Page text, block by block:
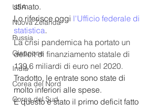
USA
Nuova Zelanda
Russia
Giappone
India
Corea del Nord
Corea del Sud
stimato.
Lo riferisce oggi l'Ufficio federale di
statistica.
La crisi pandemica ha portato un
deficit di finanziamento statale di
139,6 miliardi di euro nel 2020.
Tradotto, le entrate sono state di
molto inferiori alle spese.
E questo è stato il primo deficit fatto